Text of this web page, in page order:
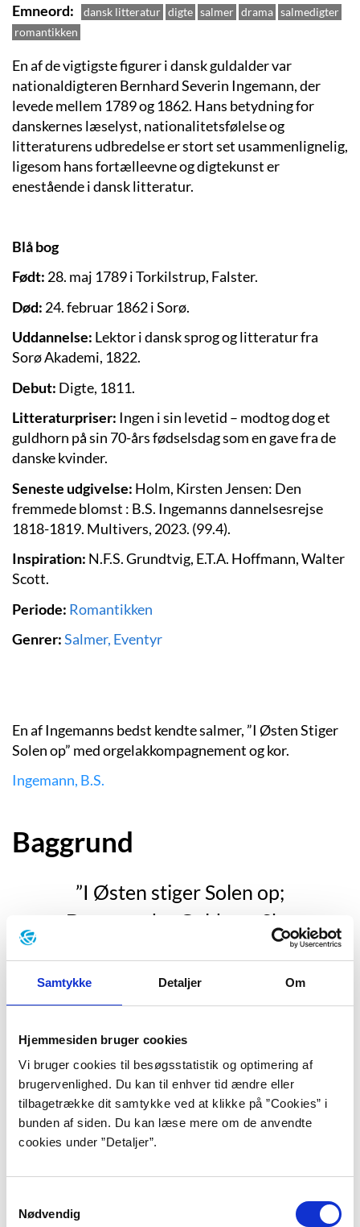
Samtykke Detaljer Om
Hjemmesiden bruger cookies
Vi bruger cookies til besøgsstatistik og optimering af
brugervenlighed. Du kan til enhver tid ændre eller
tilbagetrække dit samtykke ved at klikke på ”Cookies” i
bunden af siden. Du kan læse mere om de anvendte
cookies under ”Detaljer”.
Nødvendig
Emneord
dansk litteratur digte salmer drama salmedigter
romantikken
En af de vigtigste figurer i dansk guldalder var
nationaldigteren Bernhard Severin Ingemann, der
levede mellem 1789 og 1862. Hans betydning for
danskernes læselyst, nationalitetsfølelse og
litteraturens udbredelse er stort set usammenlignelig,
ligesom hans fortælleevne og digtekunst er
enestående i dansk litteratur.
Blå bog
Født: 28. maj 1789 i Torkilstrup, Falster.
Død: 24. februar 1862 i Sorø.
Uddannelse: Lektor i dansk sprog og litteratur fra
Sorø Akademi, 1822.
Debut: Digte, 1811.
Litteraturpriser: Ingen i sin levetid – modtog dog et
guldhorn på sin 70-års fødselsdag som en gave fra de
danske kvinder.
Seneste udgivelse: Holm, Kirsten Jensen: Den
fremmede blomst : B.S. Ingemanns dannelsesrejse
1818-1819. Multivers, 2023. (99.4).
Inspiration: N.F.S. Grundtvig, E.T.A. Hoffmann, Walter
Scott.
Periode: Romantikken
Genrer:Salmer, Eventyr
En af Ingemanns bedst kendte salmer, ”I Østen Stiger
Solen op” med orgelakkompagnement og kor.
Ingemann, B.S.
Baggrund
”I Østen stiger Solen op;
Den spreder Guld paa Sky,
Gaaer over Hav og Bjergetop,
Gaaer over Land og By.
Den kommer fra den fagre Kyst
Hvor Paradiset laa;
Den bringer Lys og Liv og Lyst
Til Store og til Smaa.”
”Morgen- og Aftensange”, s. 13.
yngste i en børnefolk på otte. Allerede som tiårig
mistede han sin far, ti år efter sin mor og i de følgende
år alle sine syv brødre. Moren og tre søskende døde af